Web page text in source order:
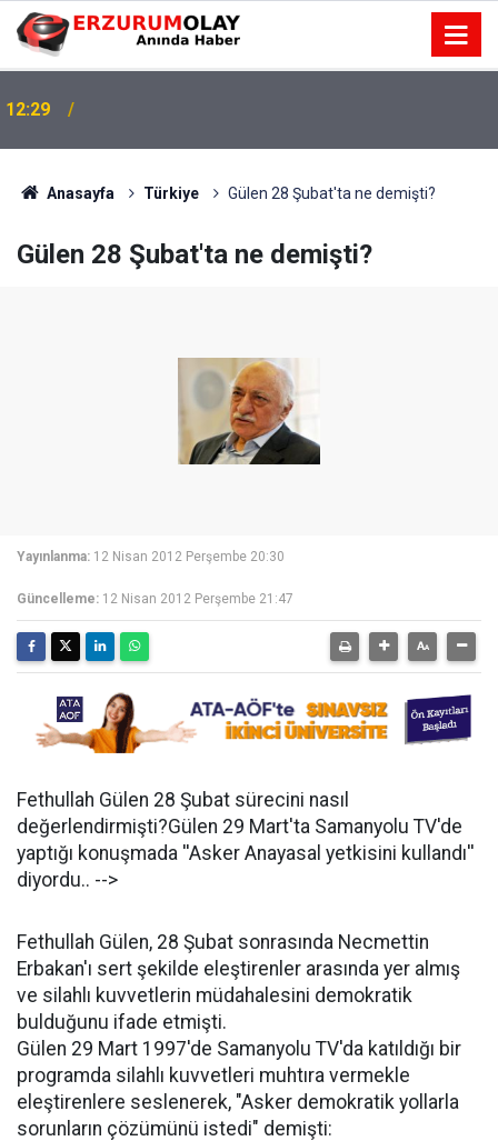
12:29
Anasayfa Türkiye Gülen 28 Şubat'ta ne demişti?
Gülen 28 Şubat'ta ne demişti?
Yayınlanma: 12 Nisan 2012 Perşembe 20:30
Güncelleme: 12 Nisan 2012 Perşembe 21:47
Fethullah Gülen 28 Şubat sürecini nasıl
değerlendirmişti?Gülen 29 Mart'ta Samanyolu TV'de
yaptığı konuşmada ''Asker Anayasal yetkisini kullandı''
diyordu.. -->
Fethullah Gülen, 28 Şubat sonrasında Necmettin
Erbakan'ı sert şekilde eleştirenler arasında yer almış
ve silahlı kuvvetlerin müdahalesini demokratik
bulduğunu ifade etmişti.
Gülen 29 Mart 1997'de Samanyolu TV'da katıldığı bir
programda silahlı kuvvetleri muhtıra vermekle
eleştirenlere seslenerek, "Asker demokratik yollarla
sorunların çözümünü istedi" demişti: